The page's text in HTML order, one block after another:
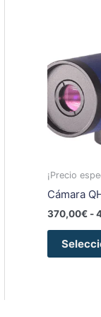
¡Precio
Cámara
370,00€ -